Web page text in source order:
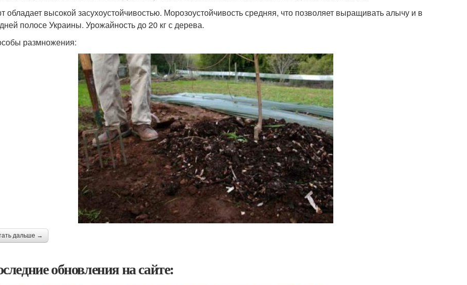
обладает высокой засухоустойчивостью. Морозоустойчивость средняя, что позволяет выращивать алычу и в
полосе Украины. Урожайность до 20 кг с дерева.
размножения:
дальше →
обновления на сайте: